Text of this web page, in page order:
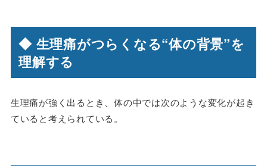
◆ 生理痛がつらくなる“体の背景”を
理解する
生理痛が強く出るとき、体の中では次のような変化が起き
ていると考えられている。